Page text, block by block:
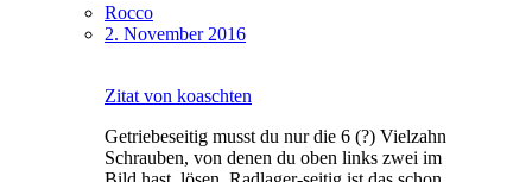
Rocco
2. November 2016
Zitat von koaschten
Getriebeseitig musst du nur die 6 (?) Vielzahn
Schrauben, von denen du oben links zwei im